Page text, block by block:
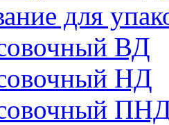
для
ВД
НД